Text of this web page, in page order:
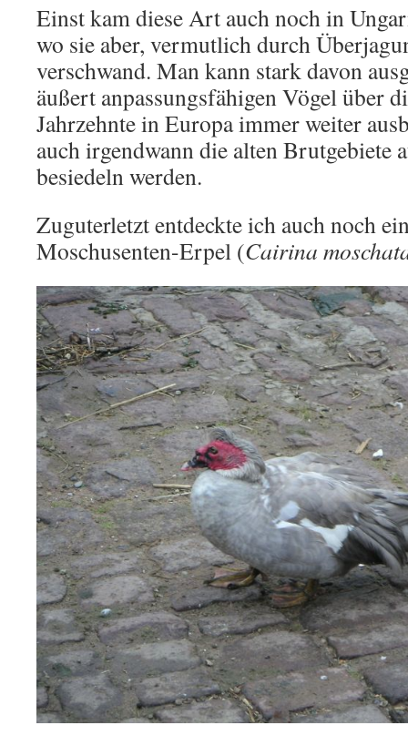
Einst kam diese Art auch noch in
wo sie aber, vermutlich durch
verschwand. Man kann stark davon
äußert anpassungsfähigen Vögel über
Jahrzehnte in Europa immer weiter
auch irgendwann die alten Brutgebiete
besiedeln werden.
Zuguterletzt entdeckte ich auch noch
Moschusenten-Erpel (Cairina